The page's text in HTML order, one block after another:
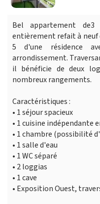
Bel appartement de3
entièrement refait à neuf
5 d'une résidence
arrondissement.
il bénéficie de deux
nombreux rangements.
Caractéristiques :
• 1 séjour spacieux
• 1 cuisine indépendante
• 1 chambre (possibilité
• 1 salle d'eau
• 1 WC séparé
• 2 loggias
• 1 cave
• Exposition Ouest,